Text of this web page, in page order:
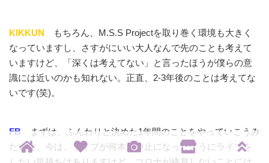
KIKKUN もちろん、M.S.S Projectを取り巻く環境も大きく
なっていますし、さすがにいい大人なんで先のことも考えて
いますけど、「深くは考えてない」と言ったほうが僕らの意
識には近いのかも知れない。正直、2-3年後のことは考えてな
いです(笑)。
FB まずは、ふんわりと決めた1年間のことをやっていこうみ
たいな。今は、ライブが何本か中止になったようにライブを